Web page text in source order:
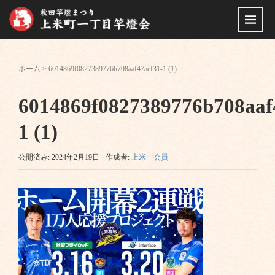
ホーム > 6014869f0827389776b708aaf47aef31-1 (1)
1 (1)
公開済み: 2024年2月19日 作成者: 上米一会員